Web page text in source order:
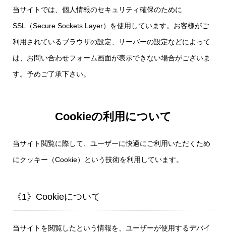
当サイトでは、個人情報のセキュリティ確保のために
SSL（Secure Sockets Layer）を使用しています。お客様がご
利用されているブラウザの設定、サーバーの設定などによって
は、お問い合わせフォーム画面が表示できない場合がございま
す。予めご了承下さい。
Cookieの利用について
当サイト閲覧に際して、ユーザーに快適にご利用いただくため
にクッキー（Cookie）という技術を利用しています。
《1》Cookieについて
当サイトを閲覧したという情報を、ユーザーが使用するデバイ